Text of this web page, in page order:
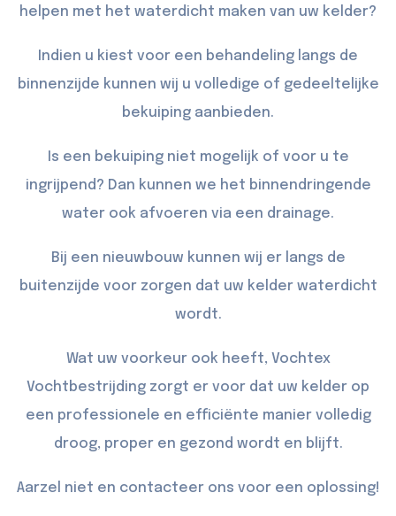
helpen met het waterdicht maken van uw kelder?
Indien u kiest voor een behandeling langs de
binnenzijde kunnen wij u volledige of gedeeltelijke
bekuiping aanbieden.
Is een bekuiping niet mogelijk of voor u te
ingrijpend? Dan kunnen we het binnendringende
water ook afvoeren via een drainage.
Bij een nieuwbouw kunnen wij er langs de
buitenzijde voor zorgen dat uw kelder waterdicht
wordt.
Wat uw voorkeur ook heeft, Vochtex
Vochtbestrijding zorgt er voor dat uw kelder op
een professionele en efficiënte manier volledig
droog, proper en gezond wordt en blijft.
Aarzel niet en contacteerons voor een oplossing!